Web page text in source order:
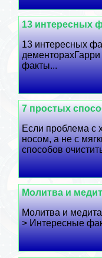
13 интересных
13 интересных
факты...
7 простых
Если проблема с
носом, а не с
способов
Молитва и
Молитва и
> Интересные